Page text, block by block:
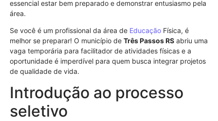
essencial estar bem preparado e demonstrar entusiasmo pela
área.
Se você é um profissional da área de Educação Física, é
melhor se preparar! O município de Três Passos RS abriu uma
vaga temporária para facilitador de atividades físicas e a
oportunidade é imperdível para quem busca integrar projetos
de qualidade de vida.
Introdução ao processo
seletivo